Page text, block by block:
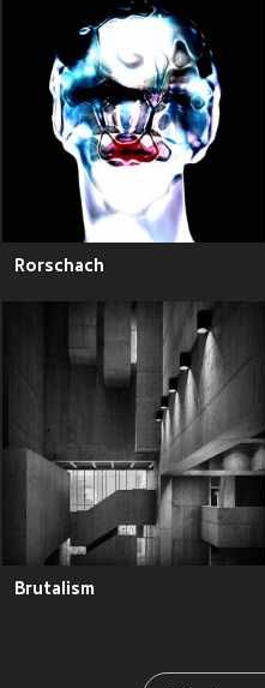
Rorschach
Brutalism